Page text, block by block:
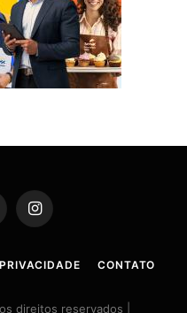
Instagram
CONTATO
direitos reservados |